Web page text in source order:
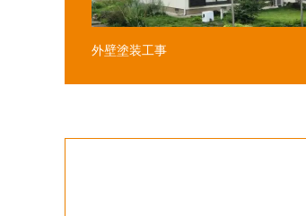
外壁塗装工事